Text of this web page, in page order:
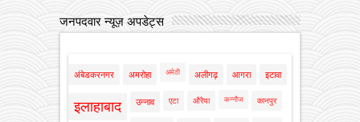
जनपदवार न्यूज़ अपडेट्स
अंबेडकरनगर अमरोहा अमेठी अलीगढ़ आगरा इटावा
इलाहाबाद उन्नाव एटा औरैया कन्नौज कानपुर